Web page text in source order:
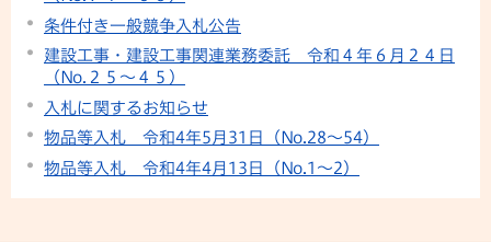
条件付き一般競争入札公告
建設工事・建設工事関連業務委託 令和４年６月２４日
（No.２５〜４５）
入札に関するお知らせ
物品等入札 令和4年5月31日（No.28～54）
物品等入札 令和4年4月13日（No.1～2）